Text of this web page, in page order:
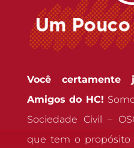
Você
Amigos do HC!
Sociedade Civil –
que tem o propósito